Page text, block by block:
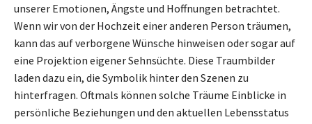
unserer Emotionen, Ängste und Hoffnungen betrachtet.
Wenn wir von der Hochzeit einer anderen Person träumen,
kann das auf verborgene Wünsche hinweisen oder sogar auf
eine Projektion eigener Sehnsüchte. Diese Traumbilder
laden dazu ein, die Symbolik hinter den Szenen zu
hinterfragen. Oftmals können solche Träume Einblicke in
persönliche Beziehungen und den aktuellen Lebensstatus